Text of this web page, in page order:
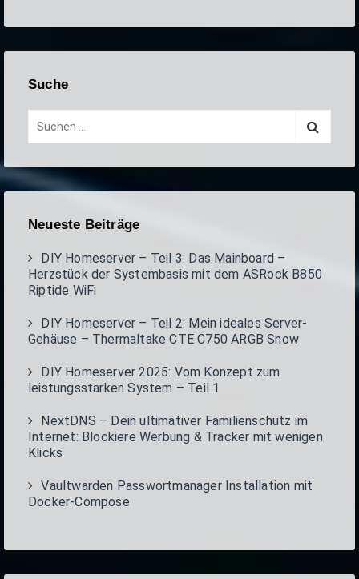
Suche
c
h
n
a
h
:
Neueste Beiträge
DIY Homeserver – Teil 3: Das Mainboard –
Herzstück der Systembasis mit dem ASRock B850
Riptide WiFi
DIY Homeserver – Teil 2: Mein ideales Server-
Gehäuse – Thermaltake CTE C750 ARGB Snow
DIY Homeserver 2025: Vom Konzept zum
leistungsstarken System – Teil 1
NextDNS – Dein ultimativer Familienschutz im
Internet: Blockiere Werbung & Tracker mit wenigen
Klicks
Vaultwarden Passwortmanager Installation mit
Docker-Compose